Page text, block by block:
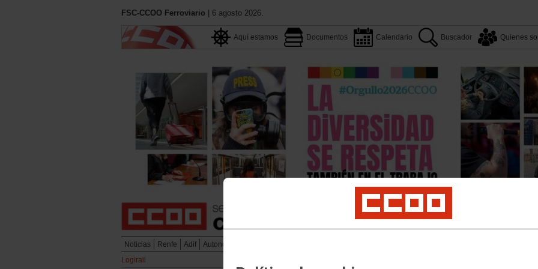
FSC-CCOO Ferroviario | 6 agosto 2026.
Aquí estamos Documentos Calendario Buscador Quienes
Aquí estamos
Noticias Renfe Adif Autonómicos
Logirail